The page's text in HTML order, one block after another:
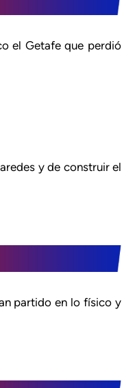
el Getafe que perdió
y de construir el
partido en lo físico y